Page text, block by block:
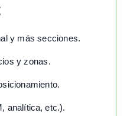
y más secciones.
y zonas.
analítica, etc.).